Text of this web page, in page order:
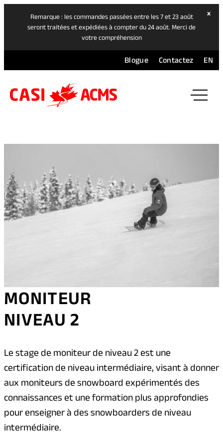
Remarque : les commandes passées entre les 7 et 23 août
seront traitées et expédiées à compter du 24 août. Merci de
votre compréhension
xhide
Blogue Contactez EN
MONITEUR
NIVEAU 2
Le stage de moniteur de niveau 2 est une
certification de niveau intermédiaire, visant à donner
aux moniteurs de snowboard expérimentés des
connaissances et une formation plus approfondies
pour enseigner à des snowboarders de niveau
intermédiaire.